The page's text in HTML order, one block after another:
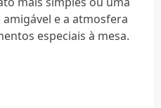
e a atmosfera
especiais à mesa.